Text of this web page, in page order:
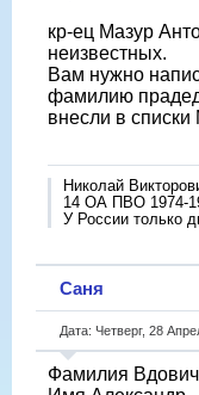
кр-ец Мазур
неизвестных.
Вам нужно
фамилию
внесли в
Николай
14 ОА ПВО 1974-
У России только
Саня
Дата: Четверг, 28
Фамилия